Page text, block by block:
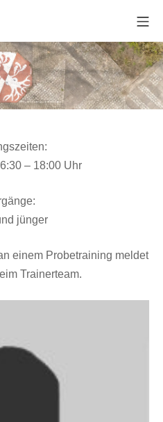
– 18:00 Uhr
jünger
einem Probetraining meldet
Trainerteam.